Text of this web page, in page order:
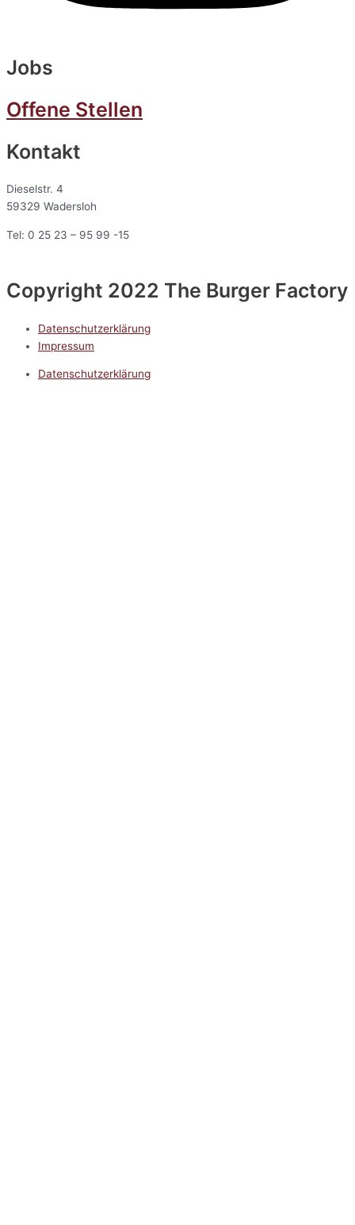
Jobs
Offene Stellen
Kontakt
Dieselstr. 4
59329 Wadersloh
Tel: 0 25 23 – 95 99 -15
Copyright 2022 The Burger Factory
Datenschutzerklärung
Impressum
Datenschutzerklärung